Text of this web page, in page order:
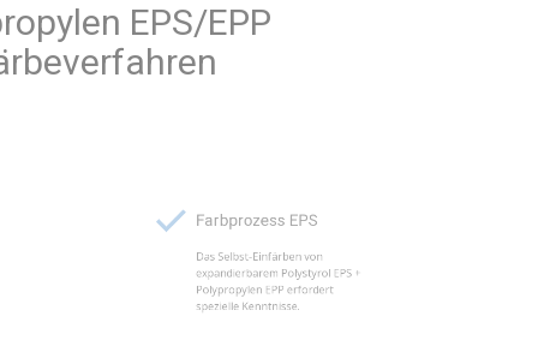
Polypropylen EPS/EPP
Färbeverfahren
expandierbarem Polystyrol EPS +
Polypropylen EPP erfordert